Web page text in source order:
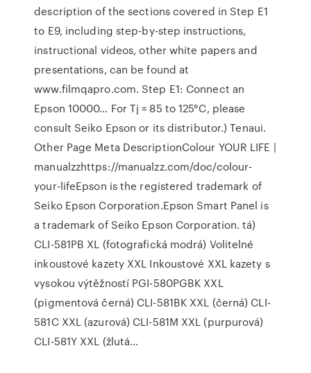
description of the sections covered in Step E1
to E9, including step-by-step instructions,
instructional videos, other white papers and
presentations, can be found at
www.filmqapro.com. Step E1: Connect an
Epson 10000… For Tj = 85 to 125°C, please
consult Seiko Epson or its distributor.) Tenaui.
Other Page Meta DescriptionColour YOUR LIFE |
manualzzhttps://manualzz.com/doc/colour-
your-lifeEpson is the registered trademark of
Seiko Epson Corporation.Epson Smart Panel is
a trademark of Seiko Epson Corporation. tá)
CLI-581PB XL (fotografická modrá) Volitelné
inkoustové kazety XXL Inkoustové XXL kazety s
vysokou výtěžností PGI-580PGBK XXL
(pigmentová černá) CLI-581BK XXL (černá) CLI-
581C XXL (azurová) CLI-581M XXL (purpurová)
CLI-581Y XXL (žlutá…